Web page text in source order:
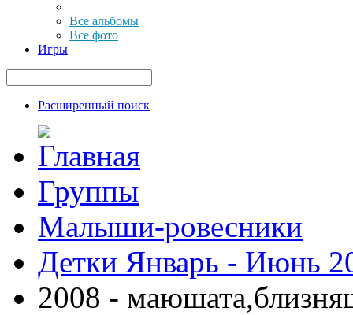
Все альбомы
Все фото
Игры
Расширенный поиск
Группы
Малыши-ровесники
Детки Январь - Июнь
2008 -